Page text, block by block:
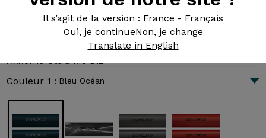
Il s’agit de la version : France - Français
Oui, je continueNon, je change
Translate in English
Axxome Ultra M3 Di2
Axxome Ultra M3 Di2
Couleur 1 : Bleu Océan